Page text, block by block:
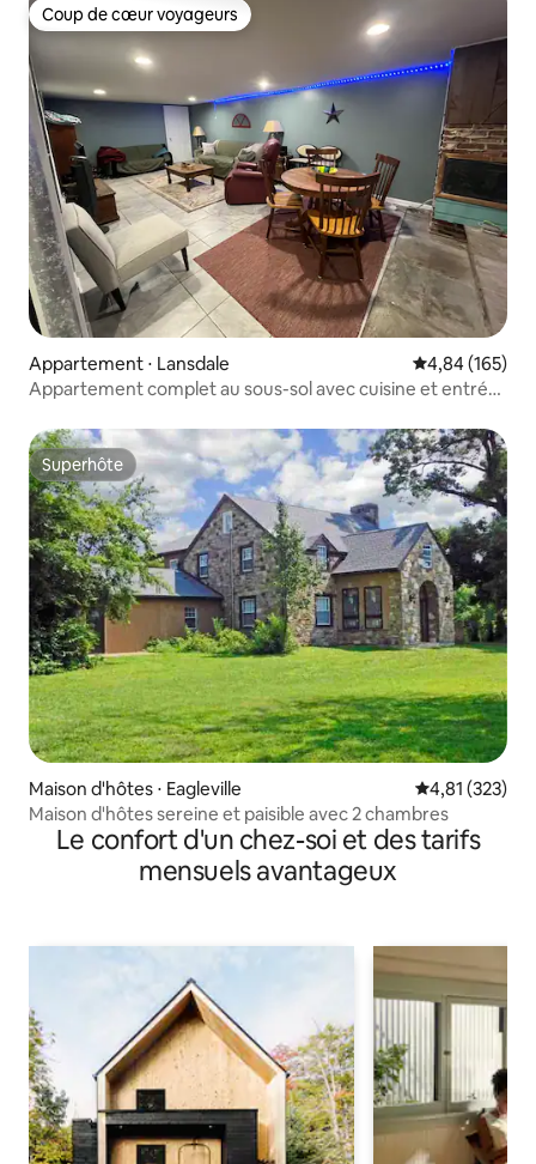
Coup de cœur voyageurs
Coup de cœur voyageurs
Appartement ⋅ Lansdale Évaluation
4,84 (165)
Appartement complet au sous-sol avec cuisine et entrée
Superhôte
Superhôte
Maison d'hôtes ⋅ Eagleville Évaluation
4,81 (323)
Maison d'hôtes sereine et paisible avec 2 chambres
Le confort d'un chez-soi et des tarifs
mensuels avantageux